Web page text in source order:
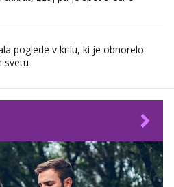
poglede v krilu, ki je obnorelo
svetu